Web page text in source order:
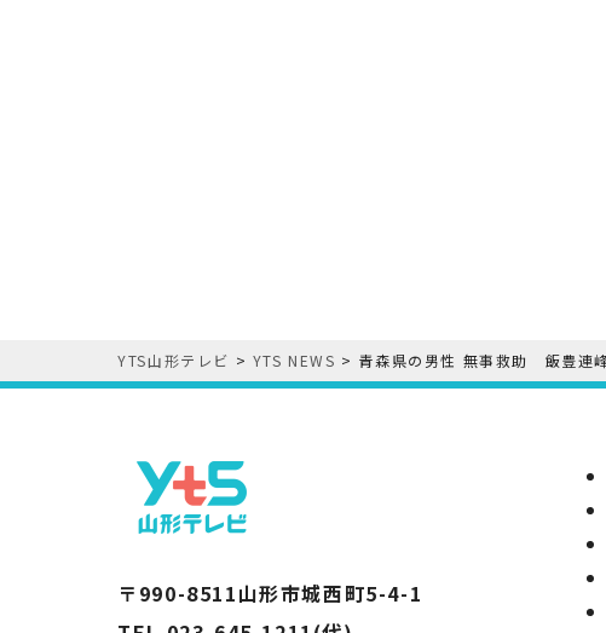
YTS山形テレビ > YTS NEWS > 青森県の男性 無事救助 飯豊連
〒990-8511山形市城西町5-4-1